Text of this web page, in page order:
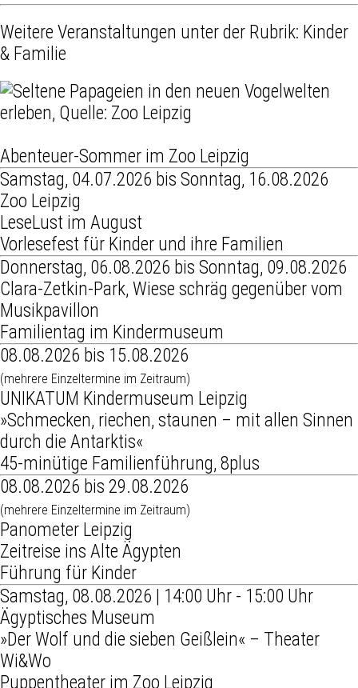
Weitere Veranstaltungen unter der Rubrik: Kinder
& Familie
Abenteuer-Sommer im Zoo Leipzig
Samstag, 04.07.2026 bis Sonntag, 16.08.2026
Zoo Leipzig
LeseLust im August
Vorlesefest für Kinder und ihre Familien
Donnerstag, 06.08.2026 bis Sonntag, 09.08.2026
Clara-Zetkin-Park, Wiese schräg gegenüber vom
Musikpavillon
Familientag im Kindermuseum
08.08.2026 bis 15.08.2026
(mehrere Einzeltermine im Zeitraum)
UNIKATUM Kindermuseum Leipzig
»Schmecken, riechen, staunen – mit allen Sinnen
durch die Antarktis«
45-minütige Familienführung, 8plus
08.08.2026 bis 29.08.2026
(mehrere Einzeltermine im Zeitraum)
Panometer Leipzig
Zeitreise ins Alte Ägypten
Führung für Kinder
Samstag, 08.08.2026 | 14:00 Uhr - 15:00 Uhr
Ägyptisches Museum
»Der Wolf und die sieben Geißlein« – Theater
Wi&Wo
Puppentheater im Zoo Leipzig